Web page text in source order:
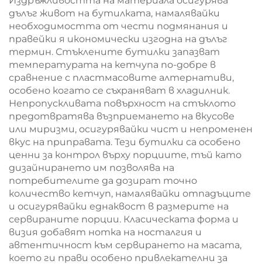
дълъг живот на бутилката, намалявайки
необходимостта от чести подмянания и
правейки я икономически изгодна на дълъг
термин. Стъклените бутилки запазват
температурата на кетчупа по-добре в
сравнение с пластмасовите алтернативи,
особено когато се съхраняват в хладилник.
Непропускливата повърхност на стъклото
предотвратява възприемането на вкусове
или миризми, осигурявайки чист и непроменен
вкус на приправата. Тези бутилки са особено
ценни за контрол върху порциите, тъй като
дизайнирането им позволява на
потребителите да дозират точно
количество кетчуп, намалявайки отпадъците
и осигурявайки еднаквост в размерите на
сервираните порции. Класическата форма и
визия добавят нотка на носталгия и
автентичност към сервирането на масата,
което ги прави особено привлекателни за